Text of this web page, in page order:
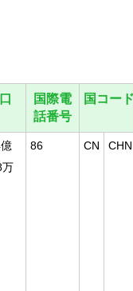
国際電
話番号
国コード
万
86 CN CHN